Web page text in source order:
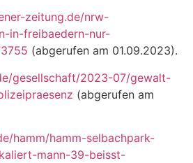
zeitung.de/nrw-
in-freibaedern-nur-
(abge­rufen am 01.09.2023).
gesellschaft/2023-07/gewalt-
(abgerufen am
hamm/hamm-selbachpark-
mann-39-beisst-